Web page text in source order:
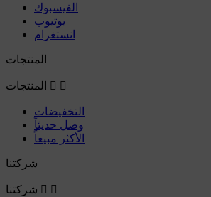
الفيسبوك
يوتيوب
انستغرام
المنتجات
المنتجات  
التخفيضات
وصل حديثاً
الأكثر مبيعاً
شركتنا
شركتنا  